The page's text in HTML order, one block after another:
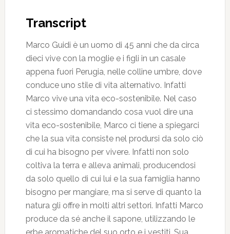
Transcript
Marco Guidi è un uomo di 45 anni che da circa
dieci vive con la moglie e i figli in un casale
appena fuori Perugia, nelle colline umbre, dove
conduce uno stile di vita alternativo. Infatti
Marco vive una vita eco-sostenibile. Nel caso
ci stessimo domandando cosa vuol dire una
vita eco-sostenibile, Marco ci tiene a spiegarci
che la sua vita consiste nel prodursi da solo ciò
di cui ha bisogno per vivere. Infatti non solo
coltiva la terra e alleva animali, producendosi
da solo quello di cui lui e la sua famiglia hanno
bisogno per mangiare, ma si serve di quanto la
natura gli offre in molti altri settori. Infatti Marco
produce da sé anche il sapone, utilizzando le